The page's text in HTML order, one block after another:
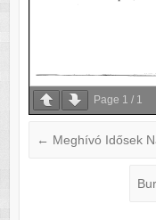
Page 1 / 1
← Meghívó Idősek